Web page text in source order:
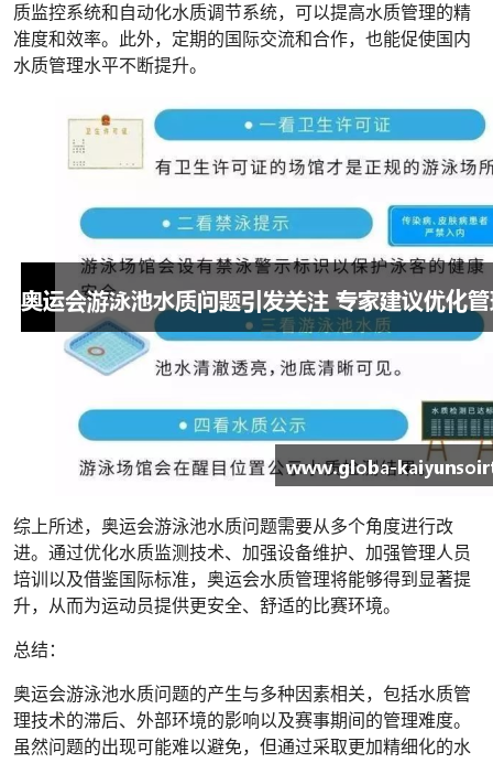
质监控系统和自动化水质调节系统，可以提高水质管理的精
准度和效率。此外，定期的国际交流和合作，也能促使国内
水质管理水平不断提升。
综上所述，奥运会游泳池水质问题需要从多个角度进行改
进。通过优化水质监测技术、加强设备维护、加强管理人员
培训以及借鉴国际标准，奥运会水质管理将能够得到显著提
升，从而为运动员提供更安全、舒适的比赛环境。
总结：
奥运会游泳池水质问题的产生与多种因素相关，包括水质管
理技术的滞后、外部环境的影响以及赛事期间的管理难度。
虽然问题的出现可能难以避免，但通过采取更加精细化的水